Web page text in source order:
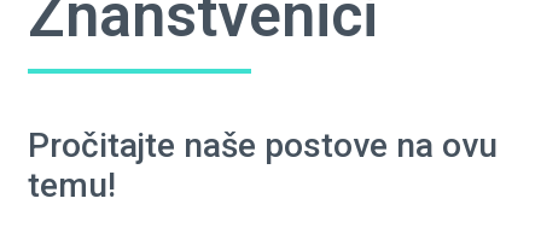
Znanstvenici
Pročitajte naše postove na ovu
temu!